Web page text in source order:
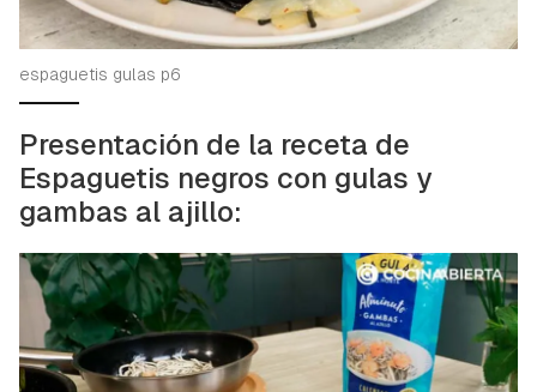
espaguetis gulas p6
Presentación de la receta de
Espaguetis negros con gulas y
gambas al ajillo: